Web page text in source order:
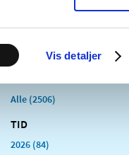
Vis detaljer
Alle (2506)
TID
2026 (84)